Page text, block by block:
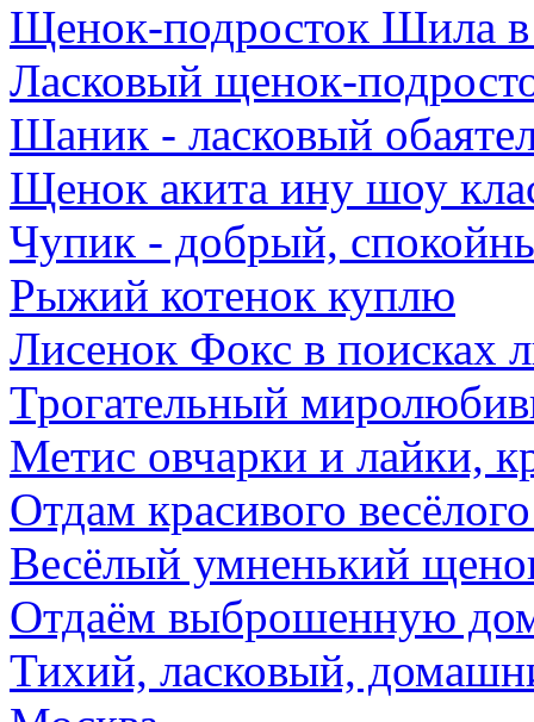
Щенок-подросток Шила в
Ласковый щенок-
Шаник - ласковый
Щенок акита ину шоу
Чупик - добрый,
Рыжий котенок куплю
Лисенок Фокс в поисках
Трогательный
Метис овчарки и лайки,
Отдам красивого
Весёлый умненький
Отдаём выброшенную
Тихий, ласковый,